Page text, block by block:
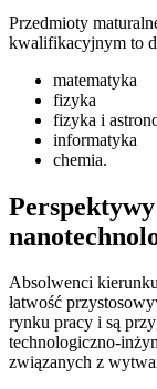
Przedmioty
kwalifikacyjnym to
matematyka
fizyka
fizyka i
informatyka
chemia.
Absolwenci
łatwość
rynku pracy i są
technologiczno-
związanych z